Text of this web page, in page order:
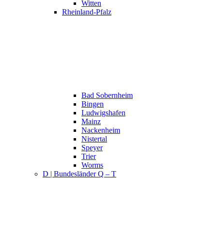
Witten
Rheinland-Pfalz
Bad Sobernheim
Bingen
Ludwigshafen
Mainz
Nackenheim
Nistertal
Speyer
Trier
Worms
D | Bundesländer Q – T